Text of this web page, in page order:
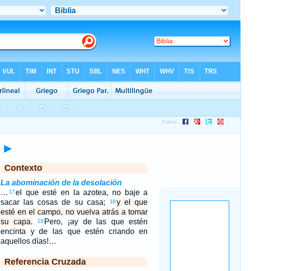
►
Contexto
La abominación de la desolación
… 17el que esté en la azotea, no baje a
sacar las cosas de su casa;
18y el que
esté en el campo, no vuelva atrás a tomar
su capa.
19 Pero, ¡ay de las que estén
encinta y de las que estén criando en
aquellos días!…
Referencia Cruzada